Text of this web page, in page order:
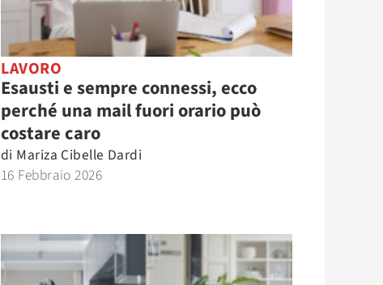
LAVORO
Esausti e sempre connessi, ecco
perché una mail fuori orario può
costare caro
di Mariza Cibelle Dardi
16 Febbraio 2026